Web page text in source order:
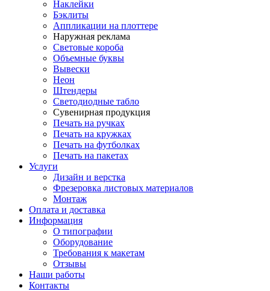
Наклейки
Бэклиты
Аппликации на плоттере
Наружная реклама
Световые короба
Объемные буквы
Вывески
Неон
Штендеры
Светодиодные табло
Сувенирная продукция
Печать на ручках
Печать на кружках
Печать на футболках
Печать на пакетах
Услуги
Дизайн и верстка
Фрезеровка листовых материалов
Монтаж
Оплата и доставка
Информация
О типографии
Оборудование
Требования к макетам
Отзывы
Наши работы
Контакты